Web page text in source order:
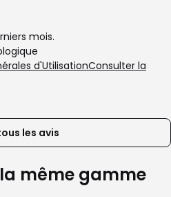
mois.
d'UtilisationConsulter la
les avis
même gamme